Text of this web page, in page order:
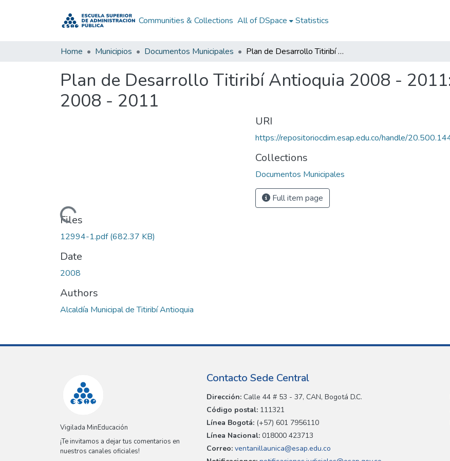
Communities & Collections All of DSpace Statistics
Home Municipios Documentos Municipales Plan de Desarrollo Titiribí Antioquia 2008 - 2011: PD Titiribí Antioquia 2008 - 2011
Plan de Desarrollo Titiribí Antioquia 2008 -
2008 - 2011
Loading...
Files
12994-1.pdf(682.37 KB)
Date
2008
Authors
Alcaldía Municipal de Titiribí Antioquia
URI
https://repositoriocdim.esap.edu.co/handle/
Collections
Documentos Municipales
Full item page
Vigilada MinEducación
¡Te invitamos a dejar tus comentarios en
nuestros canales oficiales!
Contacto Sede Central
Dirección: Calle 44 # 53 - 37, CAN, Bogotá D.C.
Código postal: 111321
Línea Bogotá: (+57) 601 7956110
Línea Nacional: 018000 423713
Correo: ventanillaunica@esap.edu.co